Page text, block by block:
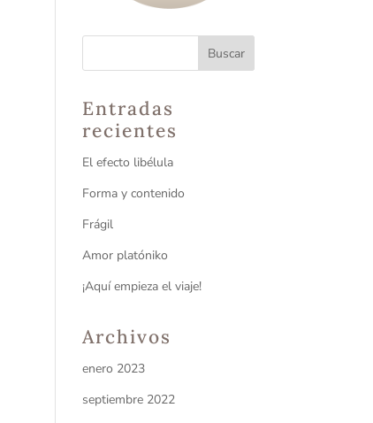
Entradas
recientes
El efecto libélula
Forma y contenido
Frágil
Amor platóniko
¡Aquí empieza el viaje!
Archivos
enero 2023
septiembre 2022